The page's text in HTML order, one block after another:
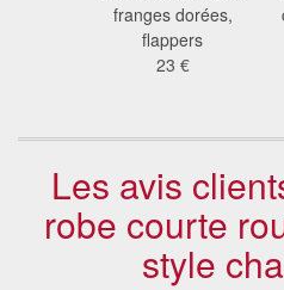
franges dorées,
flappers
23 €
Les avis
robe courte
style